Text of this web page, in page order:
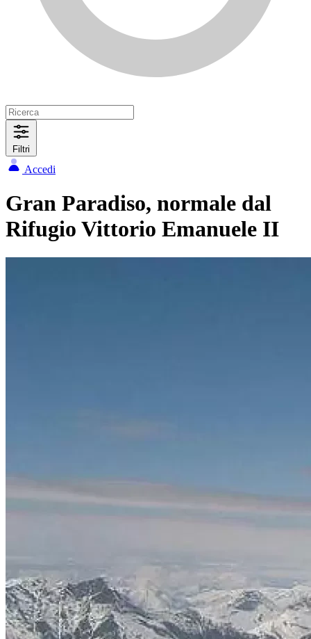
Filtri
Accedi
Gran Paradiso, normale dal
Rifugio Vittorio Emanuele II